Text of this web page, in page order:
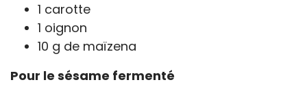
1 carotte
1 oignon
10 g de maïzena
Pour le sésame fermenté